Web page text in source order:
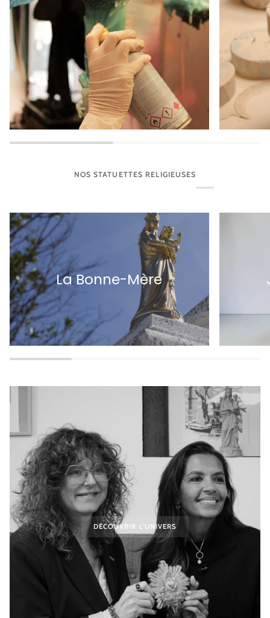
NOS STATUETTES RELIGIEUSES
La Bonne-Mère
DÉCOUVRIR L'UNIVERS